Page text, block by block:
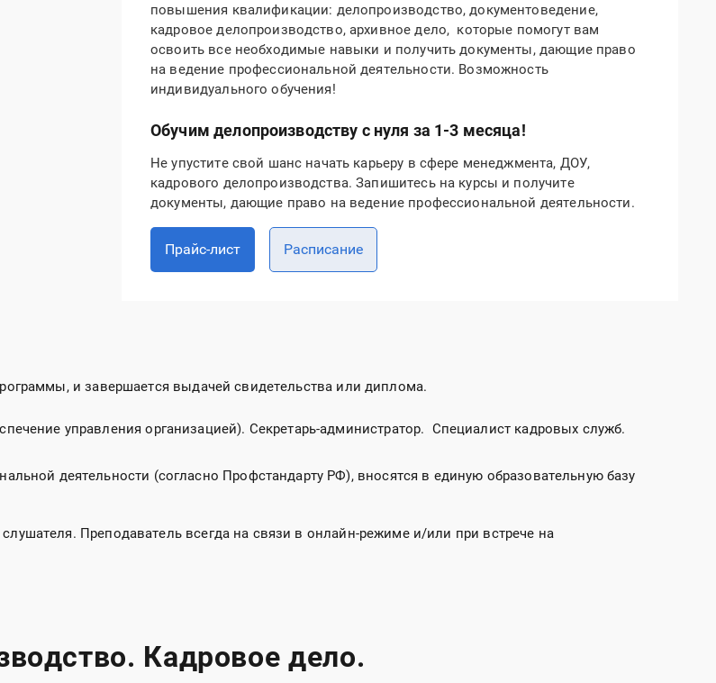
повышения квалификации: делопроизводство, документоведение,
кадровое делопроизводство, архивное дело, которые помогут вам
освоить все необходимые навыки и получить документы, дающие право
на ведение профессиональной деятельности. Возможность
индивидуального обучения!
Обучим делопроизводству с нуля за 1-3 месяца!
Не упустите свой шанс начать карьеру в сфере менеджмента, ДОУ,
кадрового делопроизводства. Запишитесь на курсы и получите
документы, дающие право на ведение профессиональной деятельности.
Прайс-лист Расписание
и завершается выдачей свидетельства или диплома.
управления организацией). Секретарь-администратор. Специалист кадровых служб.
деятельности (согласно Профстандарту РФ), вносятся в единую образовательную базу
Преподаватель всегда на связи в онлайн-режиме и/или при встрече на
Кадровое дело.